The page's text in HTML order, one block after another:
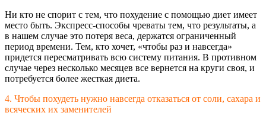
Ни кто не спорит с тем, что похудение с помощью диет имеет
место быть. Экспресс-способы чреваты тем, что результаты, а
в нашем случае это потеря веса, держатся ограниченный
период времени. Тем, кто хочет, «чтобы раз и навсегда»
придется пересматривать всю систему питания. В противном
случае через несколько месяцев все вернется на круги своя, и
потребуется более жесткая диета.
4. Чтобы похудеть нужно навсегда отказаться от соли, сахара и
всяческих их заменителей